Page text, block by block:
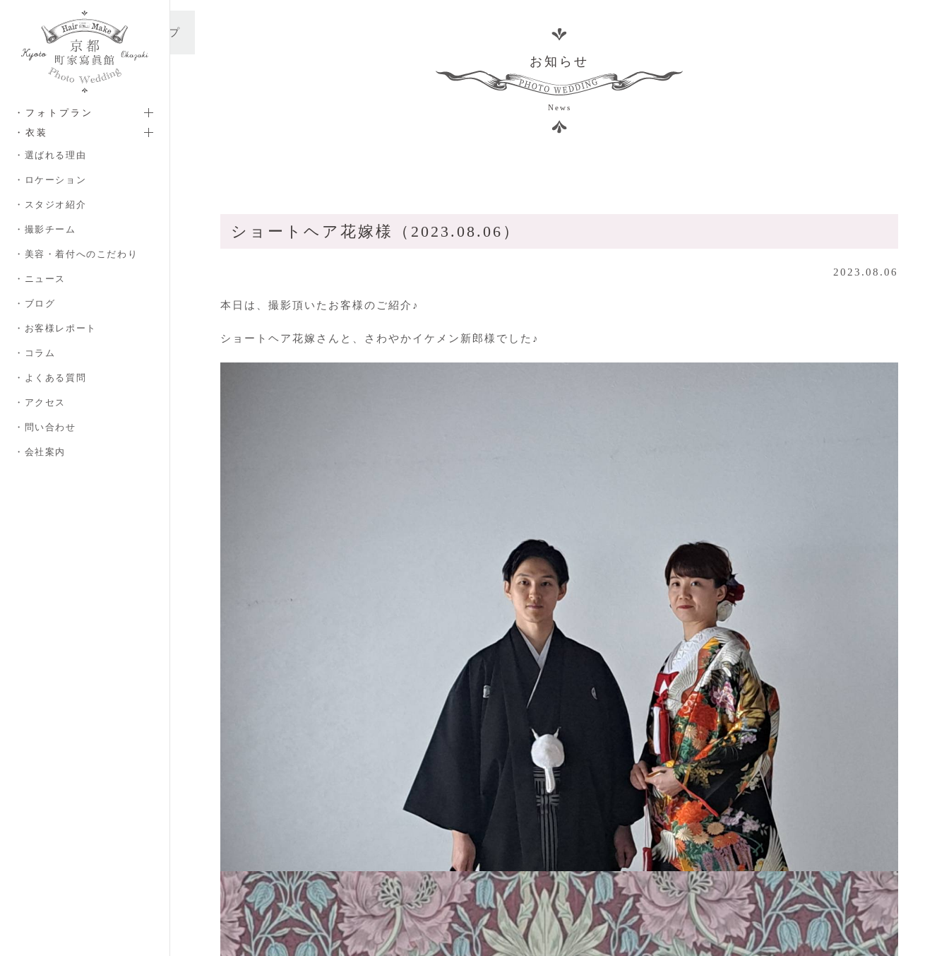
メインコンテンツへスキップ
・フォトプラン
・衣装
・選ばれる理由
・ロケーション
・スタジオ紹介
・撮影チーム
・美容・着付へのこだわり
・ニュース
・ブログ
・お客様レポート
・コラム
・よくある質問
・アクセス
・問い合わせ
・会社案内
お知らせ
News
ショートヘア花嫁様（2023.08.06）
2023.08.06
本日は、撮影頂いたお客様のご紹介♪
ショートヘア花嫁さんと、さわやかイケメン新郎様でした♪